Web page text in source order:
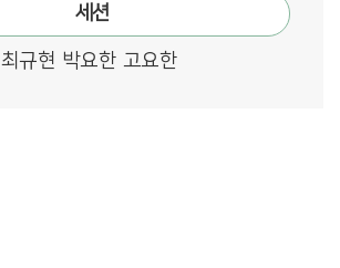
세션
최규현 박요한 고요한